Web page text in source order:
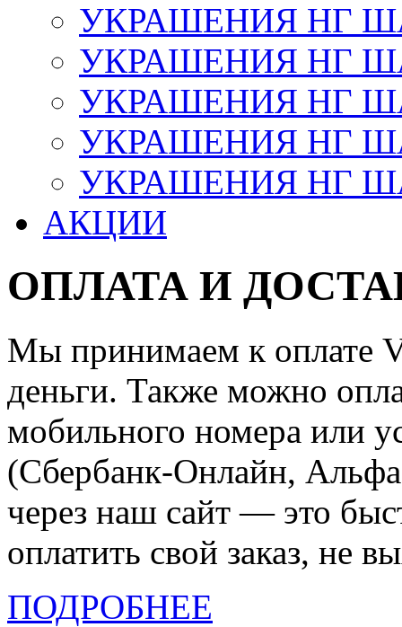
УКРАШЕНИЯ НГ
УКРАШЕНИЯ НГ
УКРАШЕНИЯ НГ
УКРАШЕНИЯ НГ
УКРАШЕНИЯ НГ
АКЦИИ
ОПЛАТА И
Мы принимаем к оплате
деньги. Также можно
мобильного номера или
(Сбербанк-Онлайн,
через наш сайт — это
оплатить свой заказ, не
ПОДРОБНЕЕ